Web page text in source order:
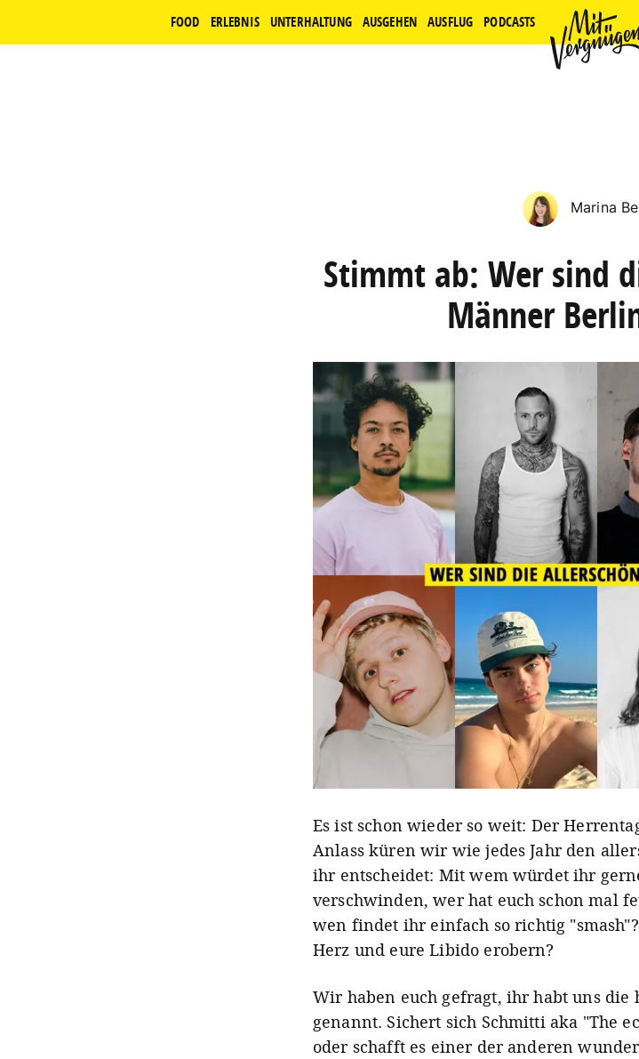
FOOD ERLEBNIS UNTERHALTUNG AUSGEHEN AUSFLUG PODCASTS
Marina
Stimmt ab: Wer sind
Männer
Es ist schon wieder so weit: Der
Anlass küren wir wie jedes Jahr den
ihr entscheidet: Mit wem würdet ihr
verschwinden, wer hat euch schon mal
wen findet ihr einfach so richtig
Herz und eure Libido erobern?
Wir haben euch gefragt, ihr habt uns die
genannt. Sichert sich Schmitti aka "The
oder schafft es einer der anderen